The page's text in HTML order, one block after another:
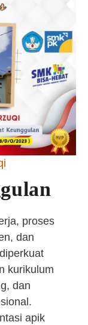
proses
dan
kurikulum
dan
apik